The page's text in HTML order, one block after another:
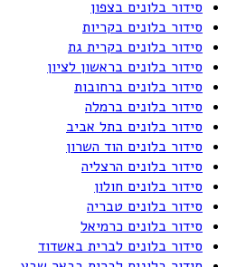
סידור בלונים בצפון
סידור בלונים בקריות
סידור בלונים בקרית גת
סידור בלונים בראשון לציון
סידור בלונים ברחובות
סידור בלונים ברמלה
סידור בלונים בתל אביב
סידור בלונים הוד השרון
סידור בלונים הרצליה
סידור בלונים חולון
סידור בלונים טבריה
סידור בלונים כרמיאל
סידור בלונים לברית באשדוד